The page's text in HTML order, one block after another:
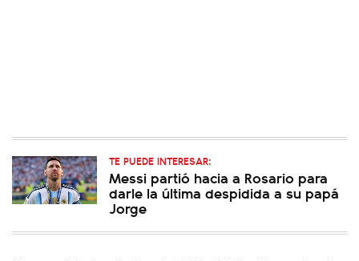
TE PUEDE INTERESAR:
Messi partió hacia a Rosario para
darle la última despidida a su papá
Jorge